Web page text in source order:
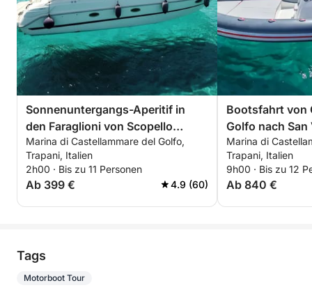
Sonnenuntergangs-Aperitif in
den Faraglioni von Scopello
(MAX. 6 Personen)
Marina di Castellammare del Golfo,
Trapani, Italien
2h00 · Bis zu 11 Personen
Ab 399 € 4.9 (60)
Bootsfahrt von
Golfo nach
Marina di
Trapani, Italien
9h00 · Bis zu 12
Ab 840 €
Tags
Motorboot Tour